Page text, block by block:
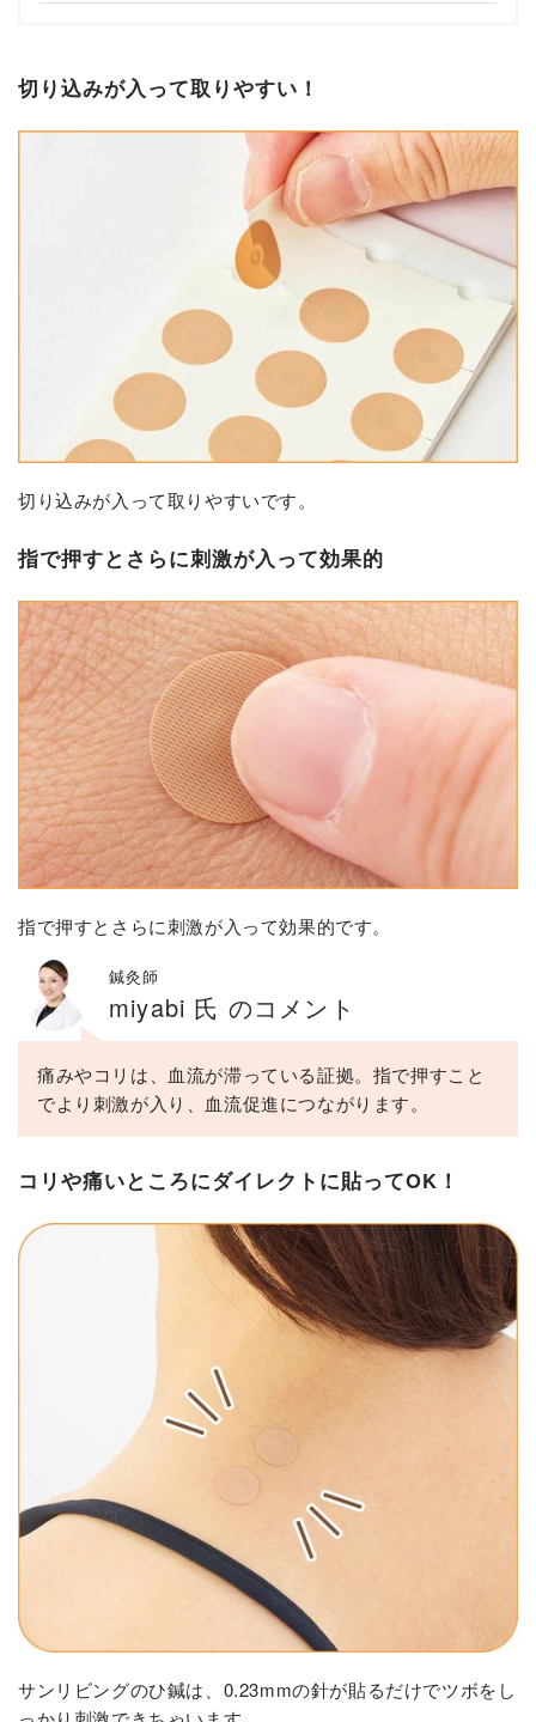
切り込みが入って取りやすい！
切り込みが入って取りやすいです。
指で押すとさらに刺激が入って効果的
指で押すとさらに刺激が入って効果的です。
鍼灸師
miyabi 氏 のコメント
痛みやコリは、血流が滞っている証拠。指で押すこと
でより刺激が入り、血流促進につながります。
コリや痛いところにダイレクトに貼ってOK！
サンリビングのひ鍼は、0.23mmの針が貼るだけでツボをし